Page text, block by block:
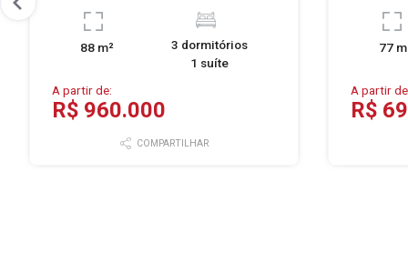
88 m²
3 dormitórios
1 suíte
A partir de:
R$ 960.000
COMPARTILHAR
77
A partir
R$